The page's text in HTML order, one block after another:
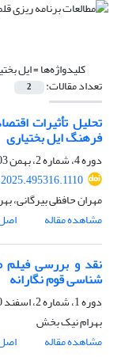
کلیدواژه‌ها =ایل
تعداد مقالات: 2
تحلیل تأثیرات
فرهنگ ایل بختیاری
دوره 4، شماره 2، بهمن 1403، صفحه
مهران حافظی بیرگانی،
مشاهده مقاله
نقد و بررسی فیلم
شناسی قوم نگارانه
دوره 1، شماره 2، اسفند 1400، صفحه
بهرام نیک بخش
مشاهده مقاله